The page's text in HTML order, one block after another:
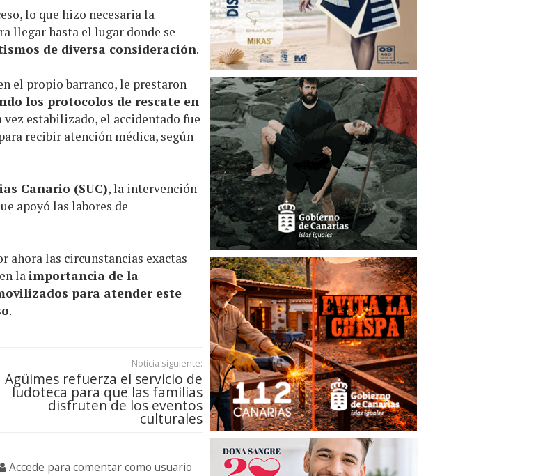
lo que hizo necesaria la
llegar hasta el lugar donde se
de diversa consideración.
el propio barranco, le prestaron
los protocolos de rescate en
vez estabilizado, el accidentado fue
recibir atención médica, según
Canario (SUC), la intervención
apoyó las labores de
ahora las circunstancias exactas
laimportancia de la
para atender este
.
Noticia siguiente:
Agüimes refuerza el servicio de
ludoteca para que las familias
disfruten de los eventos
culturales
Accede para comentar como usuario